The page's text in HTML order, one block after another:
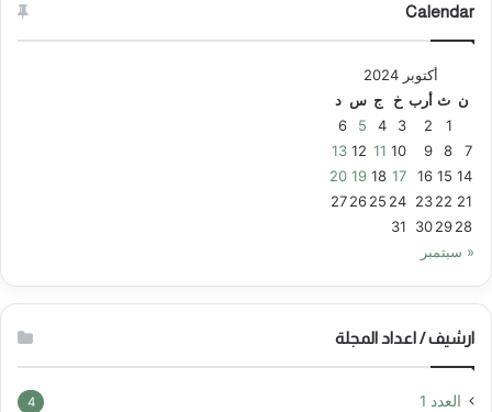
Calendar
أكتوبر 2024
ن ث أرب خ ج س د
1
2
3
4
5
6
7
8
9
10
11
12
13
14
15
16
17
18
19
20
21
22
23
24
25
26
27
28
29
30
31
« سبتمبر
ارشيف / اعداد المجلة
العدد 1 4